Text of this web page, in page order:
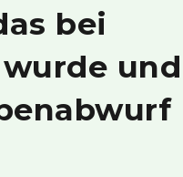
bei
und